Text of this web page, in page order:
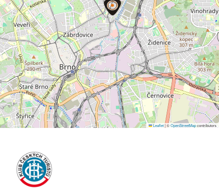
Leaflet|©OpenStreetMapcontributors